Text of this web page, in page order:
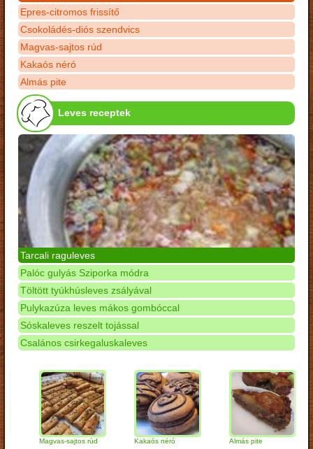
Epres-citromos frissítő
Csokoládés-diós szendvics
Magvas-sajtos rúd
Kakaós néró
Almás pite
Leves receptek
Tarcali raguleves
Palóc gulyás Sziporka módra
Töltött tyúkhúsleves zsályával
Pulykazúza leves mákos gombóccal
Sóskaleves reszelt tojással
Csalános csirkegaluskaleves
Magvas-sajtos rúd Kakaós néró Almás pite